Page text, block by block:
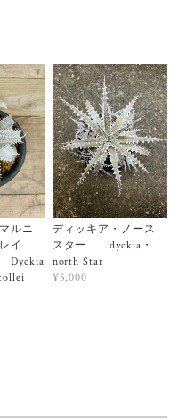
ルニ
レイ
Dyckia
ディッキア・ノース
スター dyckia・
north Star
¥5,000